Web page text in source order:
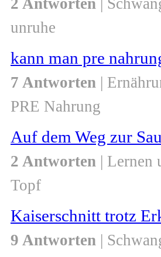
2 Antworten |
unruhe
kann man pre
7 Antworten |
PRE Nahrung
Auf dem Weg zur
2 Antworten | Lernen
Topf
Kaiserschnitt trotz
9 Antworten |